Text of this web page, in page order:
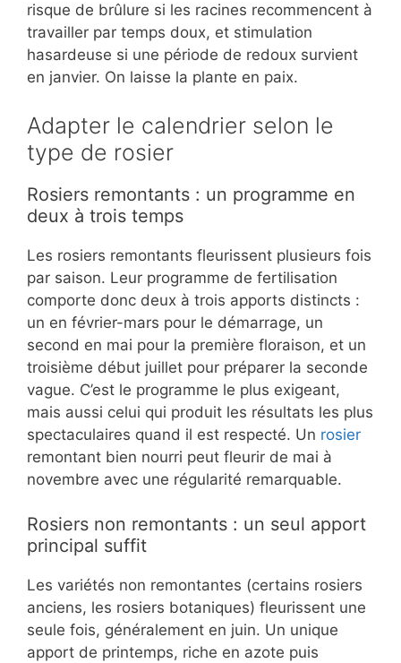
risque de brûlure si les racines recommencent à
travailler par temps doux, et stimulation
hasardeuse si une période de redoux survient
en janvier. On laisse la plante en paix.
Adapter le calendrier selon le
type de rosier
Rosiers remontants : un programme en
deux à trois temps
Les rosiers remontants fleurissent plusieurs fois
par saison. Leur programme de fertilisation
comporte donc deux à trois apports distincts :
un en février-mars pour le démarrage, un
second en mai pour la première floraison, et un
troisième début juillet pour préparer la seconde
vague. C’est le programme le plus exigeant,
mais aussi celui qui produit les résultats les plus
spectaculaires quand il est respecté. Un rosier
remontant bien nourri peut fleurir de mai à
novembre avec une régularité remarquable.
Rosiers non remontants : un seul apport
principal suffit
Les variétés non remontantes (certains rosiers
anciens, les rosiers botaniques) fleurissent une
seule fois, généralement en juin. Un unique
apport de printemps, riche en azote puis